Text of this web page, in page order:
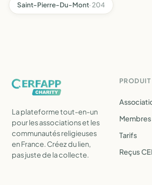
Saint-Pierre-Du-Mont· 204
La plateforme tout-en-un
pour les associations et les
communautés religieuses
en France. Créez du lien,
pas juste de la collecte.
PRODUIT
Membres
Tarifs
Reçus